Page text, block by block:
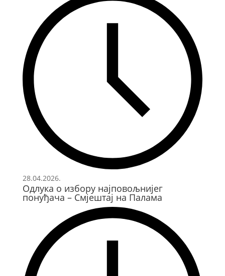
28.04.2026.
Одлука о избору најповољнијег
понуђача – Смјештај на Палама